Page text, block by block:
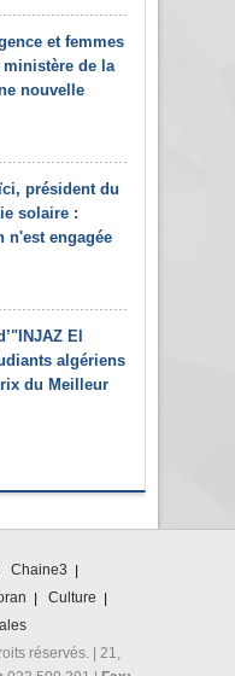
et femmes
de la
nouvelle
président du
solaire :
n'est engagée
El
algériens
du Meilleur
Chaine3
Culture
réservés. | 21,